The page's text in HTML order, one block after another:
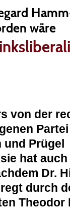
wäre
von der
und Prügel
hat
Dr.
durch
Theodor